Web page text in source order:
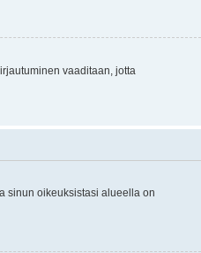
vaaditaan, jotta
sinun oikeuksistasi alueella on